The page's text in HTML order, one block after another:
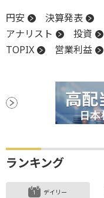
円安 決算発表
アナリスト
投資
TOPIX
営業利益
ランキング
デイリー